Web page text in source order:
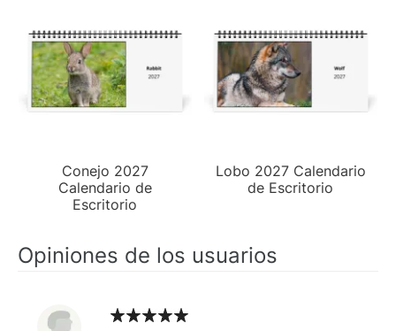
Conejo 2027
Calendario de
Escritorio
Lobo 2027 Calendario
de Escritorio
Opiniones de los usuarios